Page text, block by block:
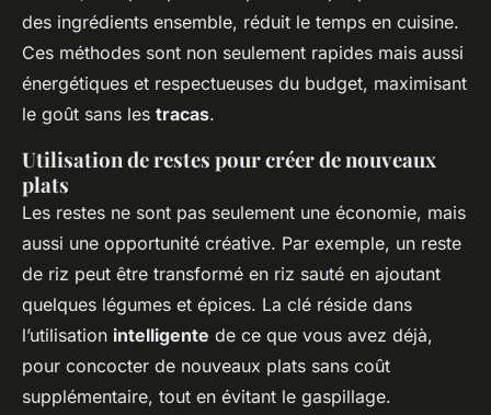
des ingrédients ensemble, réduit le temps en cuisine.
Ces méthodes sont non seulement rapides mais aussi
énergétiques et respectueuses du budget, maximisant
le goût sans les tracas.
Utilisation de restes pour créer de nouveaux
plats
Les restes ne sont pas seulement une économie, mais
aussi une opportunité créative. Par exemple, un reste
de riz peut être transformé en riz sauté en ajoutant
quelques légumes et épices. La clé réside dans
l’utilisation intelligente de ce que vous avez déjà,
pour concocter de nouveaux plats sans coût
supplémentaire, tout en évitant le gaspillage.